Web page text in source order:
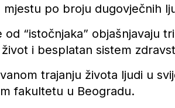
po broju dugovječnih
“istočnjaka” objašnjavaju
i besplatan sistem
trajanju života ljudi u
fakultetu u Beogradu.